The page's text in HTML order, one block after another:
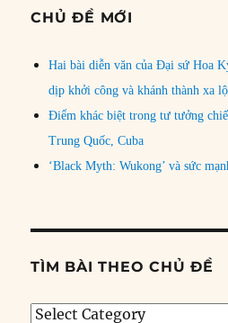
CHỦ ĐỀ MỚI
Hai bài diễn văn của Đại sứ Hoa
dịp khởi công và khánh thành xa
Điểm khác biệt trong tư tưởng
Trung Quốc, Cuba
‘Black Myth: Wukong’ và sức
TÌM BÀI THEO CHỦ ĐỀ
Tìm